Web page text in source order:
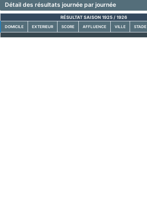
Détail des résultats journée par journée
RÉSULTAT SAISON 1925 / 1926
DOMICILE EXTERIEUR SCORE AFFLUENCE VILLE STADE